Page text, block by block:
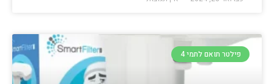
פילטר תואם לתמי 4